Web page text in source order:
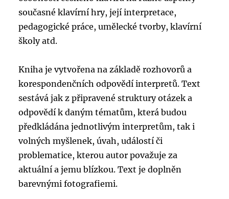
současné klavírní hry, její interpretace,
pedagogické práce, umělecké tvorby, klavírní
školy atd.
Kniha je vytvořena na základě rozhovorů a
korespondenčních odpovědí interpretů. Text
sestává jak z připravené struktury otázek a
odpovědí k daným tématům, která budou
předkládána jednotlivým interpretům, tak i
volných myšlenek, úvah, událostí či
problematice, kterou autor považuje za
aktuální a jemu blízkou. Text je doplněn
barevnými fotografiemi.